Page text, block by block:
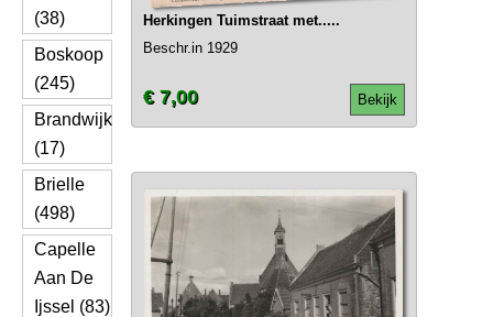
(38)
Boskoop
(245)
Brandwijk
(17)
Brielle
(498)
Capelle
Aan De
Ijssel (83)
Herkingen Tuimstraat met.....
Beschr.in 1929
Bekijk
€ 7,00